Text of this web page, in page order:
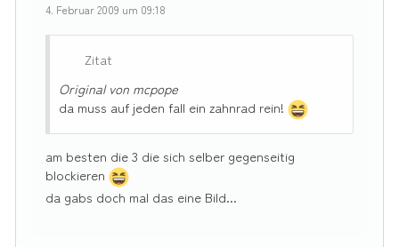
4. Februar 2009 um 09:18
Zitat
Original von mcpope
da muss auf jeden fall ein zahnrad rein!
am besten die 3 die sich selber gegenseitig
blockieren
da gabs doch mal das eine Bild...